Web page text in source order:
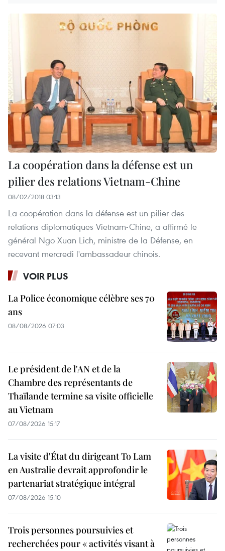
La coopération dans la défense est un
pilier des relations Vietnam-Chine
08/02/2018 03:13
La coopération dans la défense est un pilier des
relations diplomatiques Vietnam-Chine, a affirmé le
général Ngo Xuan Lich, ministre de la Défense, en
recevant mercredi l'ambassadeur chinois.
VOIR PLUS
La Police économique célèbre ses 70
ans
08/08/2026 07:03
Le président de l'AN et de la
Chambre des représentants de
Thaïlande termine sa visite officielle
au Vietnam
07/08/2026 15:17
La visite d'État du dirigeant To Lam
en Australie devrait approfondir le
partenariat stratégique intégral
07/08/2026 15:10
Trois personnes poursuivies et
recherchées pour « activités visant à